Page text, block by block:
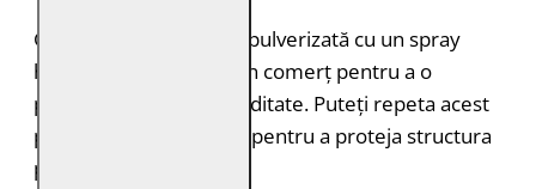
Geaca de piele trebuie pulverizată cu un spray
hidroizolant disponibil în comerț pentru a o
proteja de ploaie și umiditate. Puteți repeta acest
proces de 1-2 ori pe an pentru a proteja structura
pielii.